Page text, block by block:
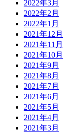
2022年3月
2022年2月
2022年1月
2021年12月
2021年11月
2021年10月
2021年9月
2021年8月
2021年7月
2021年6月
2021年5月
2021年4月
2021年3月